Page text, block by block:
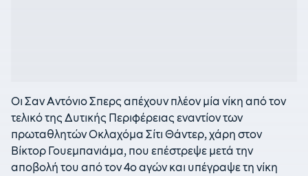
Οι Σαν Αντόνιο Σπερς απέχουν πλέον μία νίκη από τον
τελικό της Δυτικής Περιφέρειας εναντίον των
πρωταθλητών Οκλαχόμα Σίτι Θάντερ, χάρη στον
Βίκτορ Γουεμπανιάμα, που επέστρεψε μετά την
αποβολή του από τον 4ο αγών και υπέγραψε τη νίκη